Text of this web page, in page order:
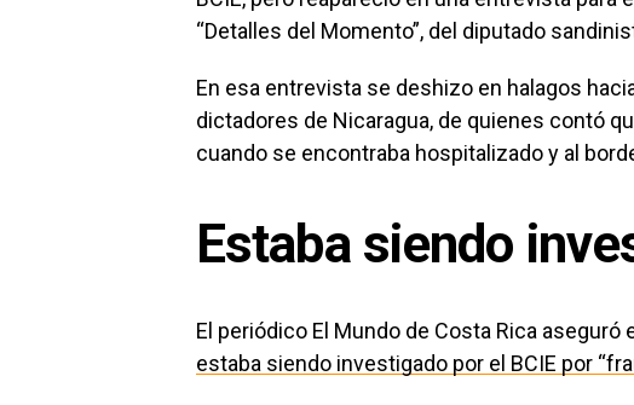
“Detalles del Momento”, del diputado
En esa entrevista se deshizo en halagos
dictadores de Nicaragua, de quienes contó
cuando se encontraba hospitalizado y al
Estaba siendo
El periódico El Mundo de Costa Rica
estaba siendo investigado por el BCIE por